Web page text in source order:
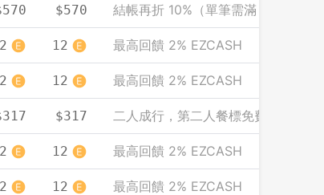
$570 結帳再折 10%（單筆需滿 2000）
12 最高回饋 2% EZCASH
12 最高回饋 2% EZCASH
$317 二人成行，第二人餐標免費（人均計）
12 最高回饋 2% EZCASH
12 最高回饋 2% EZCASH